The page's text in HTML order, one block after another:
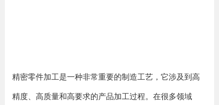
精密零件加工是一种非常重要的制造工艺，它涉及到高
精度、高质量和高要求的产品加工过程。在很多领域